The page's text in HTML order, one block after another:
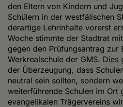
den Eltern von Kindern und
Schülern in der westfälischen
derartige Lehrinhalte vorerst
Woche stimmte der Stadtrat
gegen den Prüfungsantrag zur
Werkrealschule der GMS. Dies
der Überzeugung, dass
neutral sein sollten, sondern
weiterführende Schulen im Ort
evangelikalen Trägervereins